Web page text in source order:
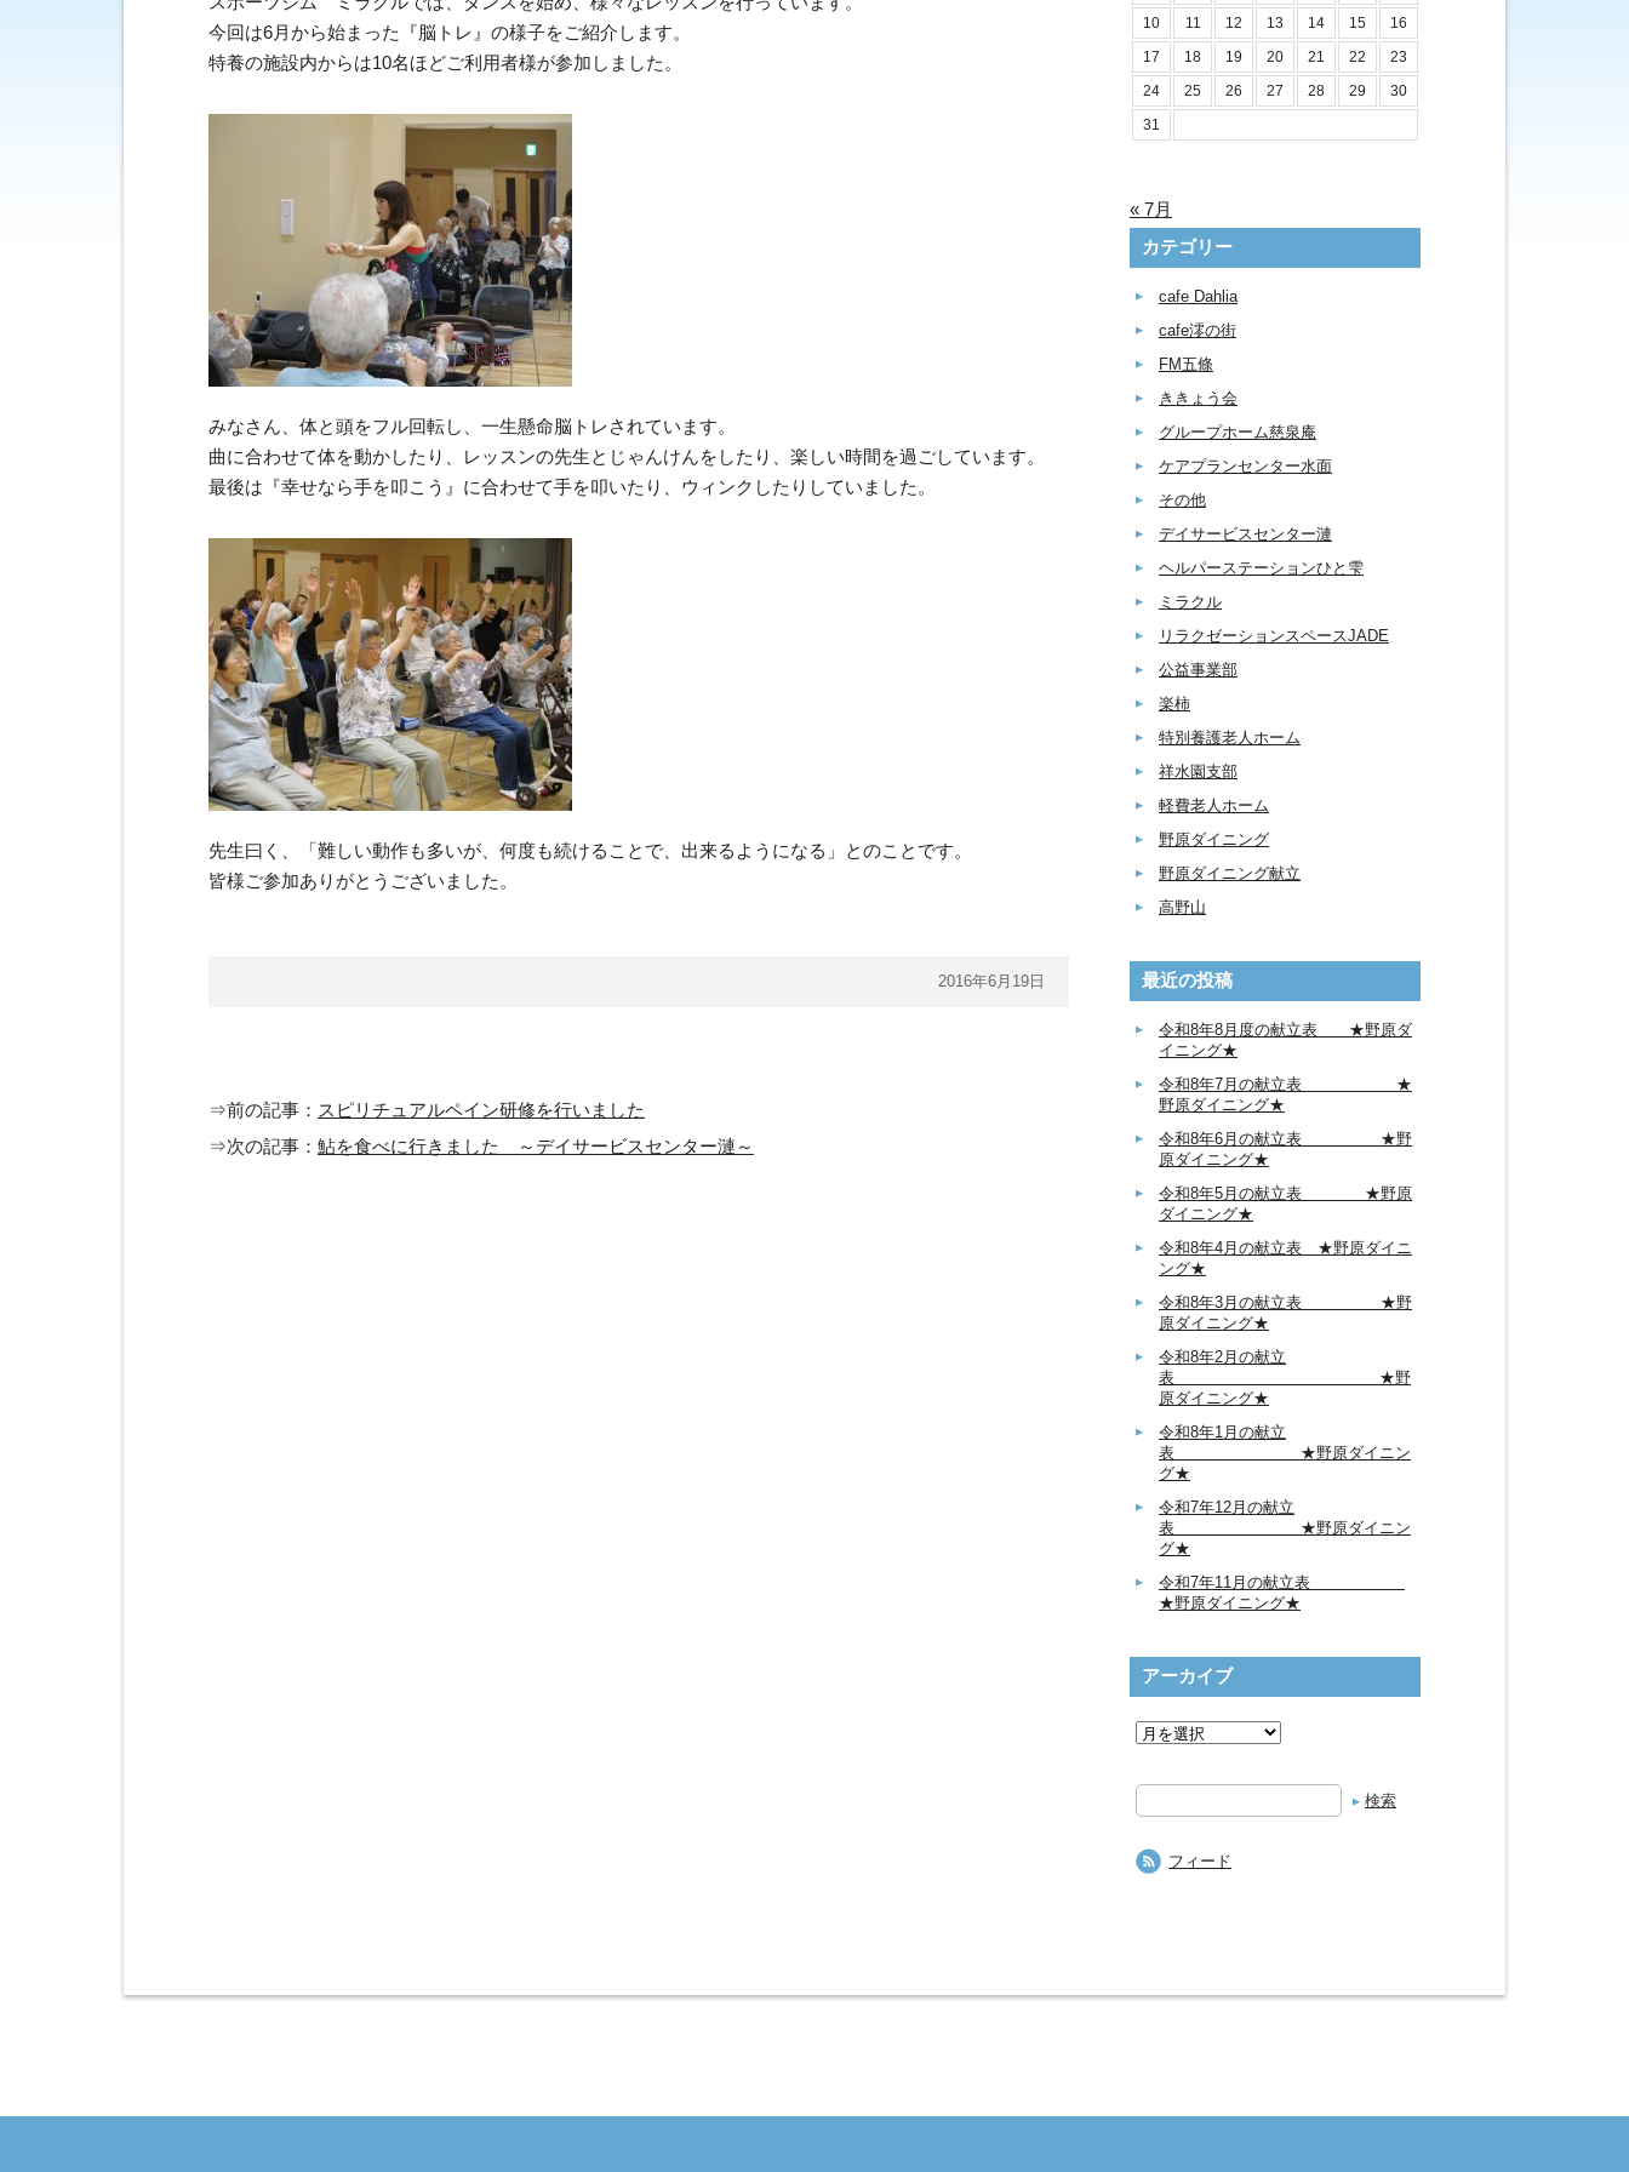
今回は6月から始まった『脳トレ』の様子をご紹介します。
特養の施設内からは10名ほどご利用者様が参加しました。
みなさん、体と頭をフル回転し、一生懸命脳トレされています。
曲に合わせて体を動かしたり、レッスンの先生とじゃんけんをしたり、楽しい時間を過ごしています。
最後は『幸せなら手を叩こう』に合わせて手を叩いたり、ウィンクしたりしていました。
先生曰く、「難しい動作も多いが、何度も続けることで、出来るようになる」とのことです。
皆様ご参加ありがとうございました。
2016年6月19日
⇒前の記事： スピリチュアルペイン研修を行いました
⇒次の記事： 鮎を食べに行きました ～デイサービスセンター漣～
10 11 12 13 14 15
16
17
18 19 20 21 22
23
24
25 26 27 28 29
30
31
« 7月
カテゴリー
cafe Dahlia
cafe澪の街
FM五條
ききょう会
グループホーム慈泉庵
ケアプランセンター水面
その他
デイサービスセンター漣
ヘルパーステーションひと雫
ミラクル
リラクゼーションスペースJADE
公益事業部
楽柿
特別養護老人ホーム
祥水園支部
軽費老人ホーム
野原ダイニング
野原ダイニング献立
高野山
最近の投稿
令和8年8月度の献立表 ★野原ダ
イニング★
令和8年7月の献立表 ★
野原ダイニング★
令和8年6月の献立表 ★野
原ダイニング★
令和8年5月の献立表 ★野原
ダイニング★
令和8年4月の献立表 ★野原ダイニ
ング★
令和8年3月の献立表 ★野
原ダイニング★
令和8年2月の献立
表 ★野
原ダイニング★
令和8年1月の献立
表 ★野原ダイニン
グ★
令和7年12月の献立
表 ★野原ダイニン
グ★
令和7年11月の献立表
★野原ダイニング★
アーカイブ
索
フィード